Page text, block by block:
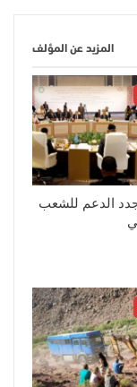
المزيد عن المؤلف
الدعم للشعب